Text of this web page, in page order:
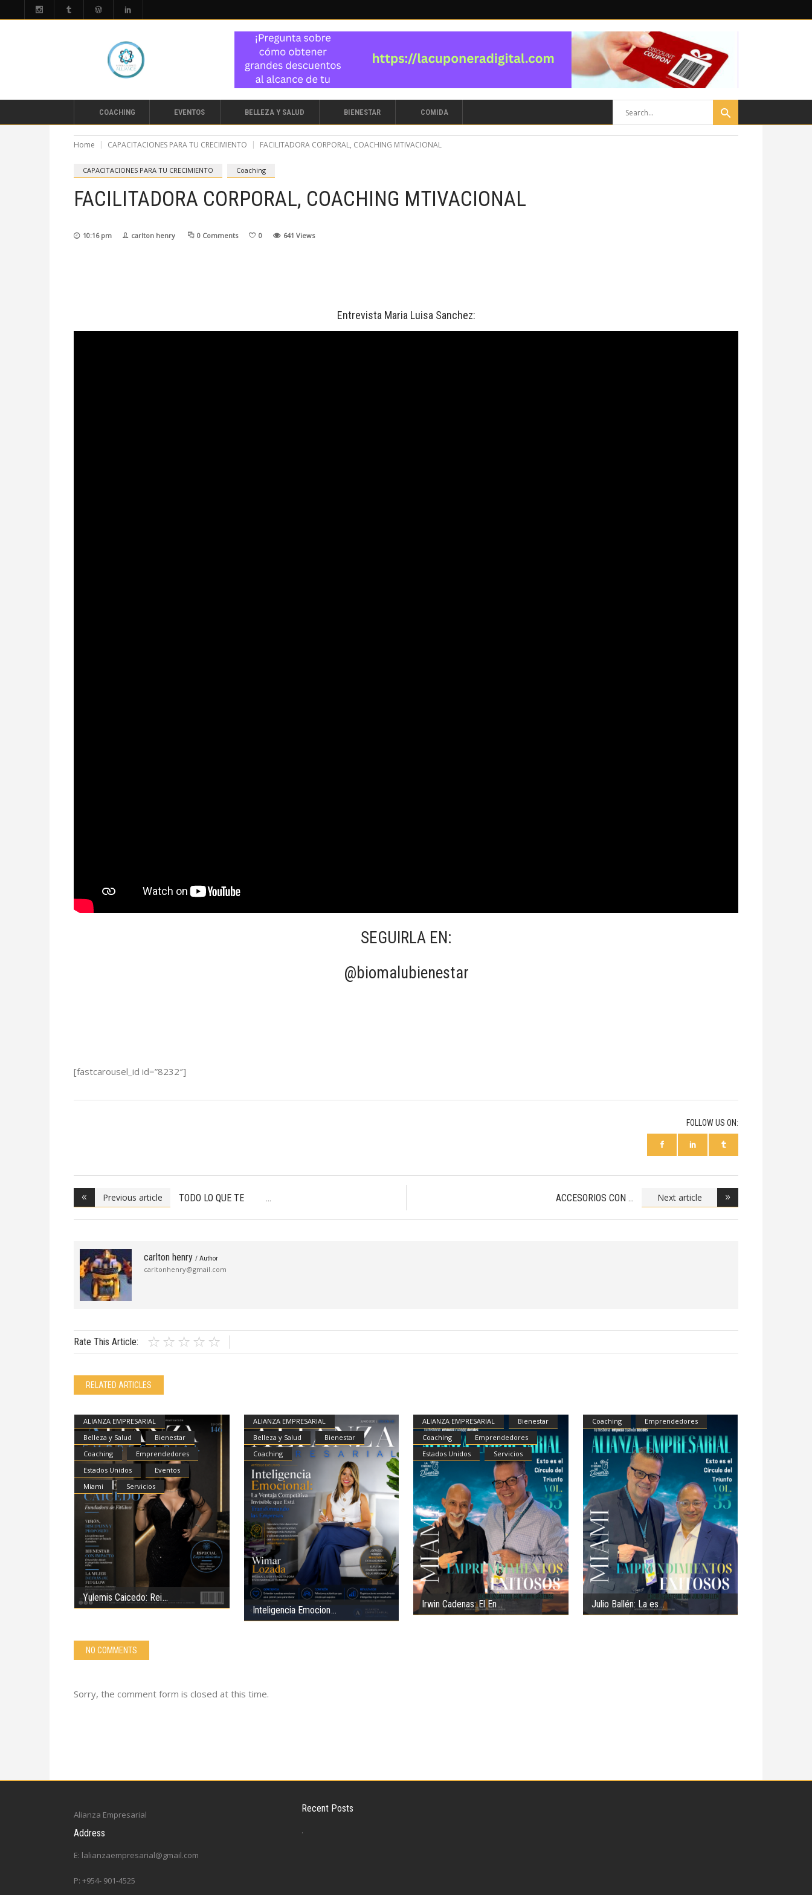
COACHING EVENTOS BELLEZA Y SALUD BIENESTAR COMIDA
Home CAPACITACIONES PARA TU CRECIMIENTO FACILITADORA CORPORAL, COACHING MTIVACIONAL
CAPACITACIONES PARA TU CRECIMIENTO Coaching
FACILITADORA CORPORAL, COACHING MTIVACIONAL
10:16 pm carlton henry 0 Comments 0 641 Views
Entrevista Maria Luisa Sanchez:
SEGUIRLA EN:
@biomalubienestar
[fastcarousel_id id=”8232″]
FOLLOW US ON:
Previous article
TODO LO QUE TE
ACCESORIOS CON
Next article
carlton henry / Author
carltonhenry@gmail.com
Rate This Article:
RELATED ARTICLES
ALIANZA EMPRESARIAL
Belleza y Salud
Bienestar
Coaching
Emprendedores
Estados Unidos
Eventos
Miami
Servicios
Yulemis Caicedo: Rei
ALIANZA EMPRESARIAL
Belleza y Salud
Bienestar
Coaching
Inteligencia Emocion
ALIANZA EMPRESARIAL
Bienestar
Coaching
Emprendedores
Estados Unidos
Servicios
Irwin Cadenas: El En
Coaching Emprendedores
Julio Ballén: La es
NO COMMENTS
Sorry, the comment form is closed at this time.
Alianza Empresarial
Address
E: lalianzaempresarial@gmail.com
P: +954- 901-4525
Recent Posts
.